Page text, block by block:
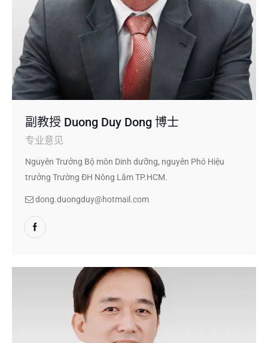
副教授 Duong Duy Dong 博士
专业意见
Nguyên Trưởng Bộ môn Dinh dưỡng, nguyên Phó Hiệu
trưởng Trường ĐH Nông Lâm TP.HCM.
dong.duongduy@hotmail.com